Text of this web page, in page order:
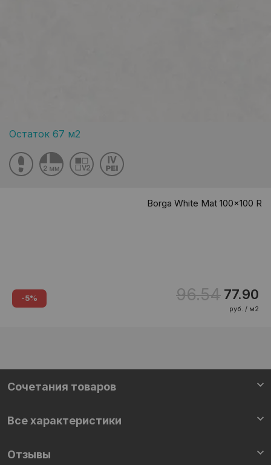
Остаток 67 м2
Borga White Mat 100x100 R
-5% 96.54 77.90
руб. / м2
Cочетания товаров
Все характеристики
Отзывы